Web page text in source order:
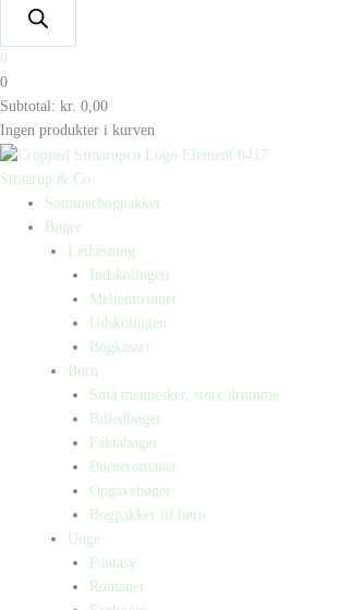
0
0
Subtotal: kr. 0,00
Ingen produkter i kurven
Straarup & Co
Sommerbogpakker
Bøger
Letlæsning
Indskolingen
Mellemtrinnet
Udskolingen
Bogkasser
Børn
Små mennesker, store drømme
Billedbøger
Faktabøger
Børneromaner
Opgavebøger
Bogpakker til børn
Unge
Fantasy
Romaner